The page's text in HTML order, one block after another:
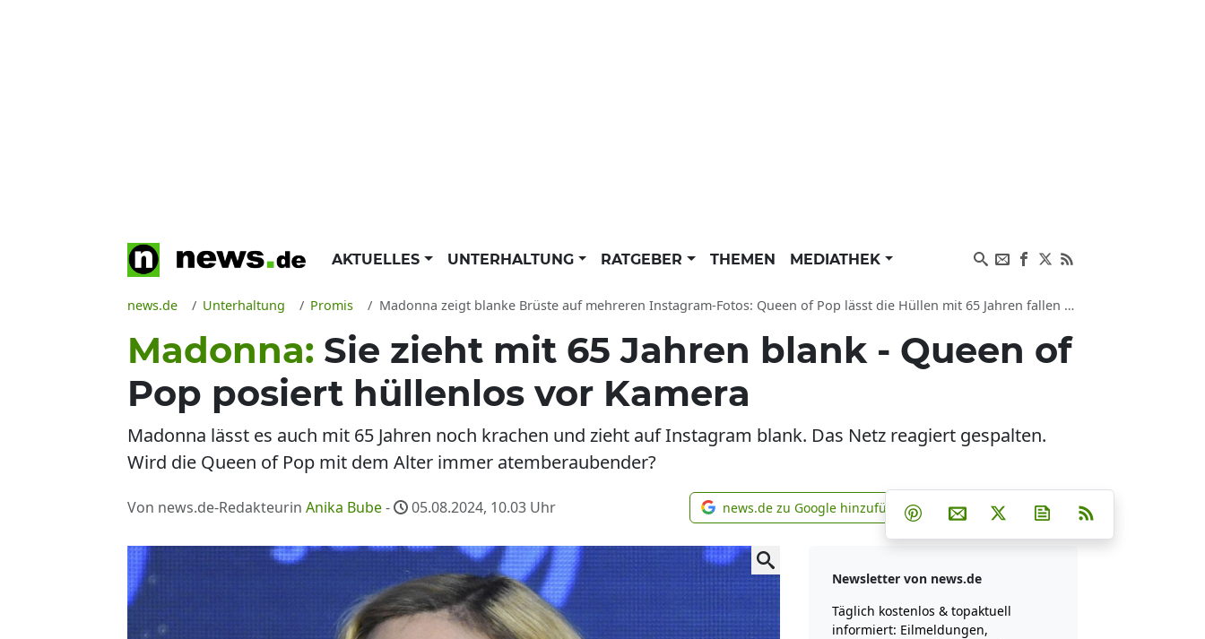
AKTUELLES UNTERHALTUNG RATGEBER THEMEN MEDIATHEK
news.de Unterhaltung Promis Madonna zeigt blanke Brüste auf mehreren Instagram-Fotos: Queen of Pop lässt die Hüllen mit 65 Jahren fallen und erntet Kritik
Madonna: Sie zieht mit 65 Jahren blank - Queen of
Pop posiert hüllenlos vor Kamera
Madonna lässt es auch mit 65 Jahren noch krachen und zieht auf Instagram blank. Das Netz reagiert gespalten.
Wird die Queen of Pop mit dem Alter immer atemberaubender?
Von news.de-Redakteurin Anika Bube- 05.08.2024, 10.03 Uhr news.de zu Google hinzufügen
news.de zu Google hinzufügen Teilen auf Facebook
Teilen auf Whatsapp
Teilen auf Telegram
Teilen auf Pinterest
Per E-Mail teilen
Post auf XNewsletter
Newsletter von news.de
Täglich kostenlos & topaktuell
informiert: Eilmeldungen,